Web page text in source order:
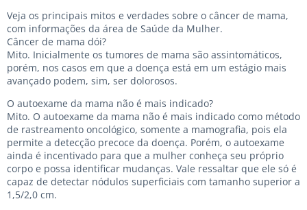
Veja os principais mitos e verdades sobre o câncer de mama,
com informações da área de Saúde da Mulher.
Câncer de mama dói?
Mito. Inicialmente os tumores de mama são assintomáticos,
porém, nos casos em que a doença está em um estágio mais
avançado podem, sim, ser dolorosos.
O autoexame da mama não é mais indicado?
Mito. O autoexame da mama não é mais indicado como método
de rastreamento oncológico, somente a mamografia, pois ela
permite a detecção precoce da doença. Porém, o autoexame
ainda é incentivado para que a mulher conheça seu próprio
corpo e possa identificar mudanças. Vale ressaltar que ele só é
capaz de detectar nódulos superficiais com tamanho superior a
1,5/2,0 cm.